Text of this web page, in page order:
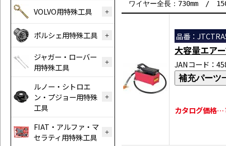
VOLVO用特殊工具
ポルシェ用特殊工具
ジャガー・ローバー
用特殊工具
ルノー・シトロエ
ン・プジョー用特殊
工具
FIAT・アルファ・マ
セラティ用特殊工具
ワイヤー全長：730mm /
品番：
大容量エア
JANコード：
補充パーツ
カタログ価格